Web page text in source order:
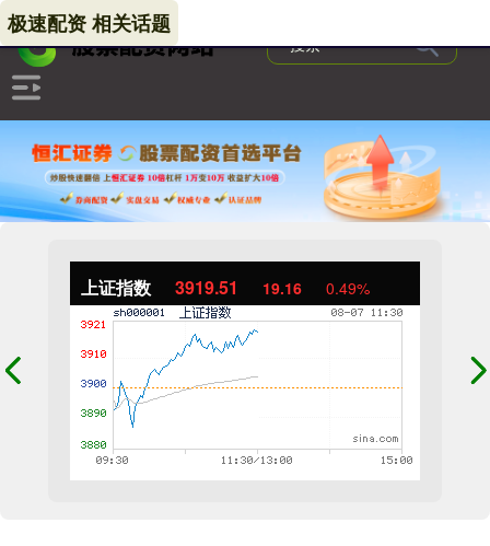
上证指数 3919.51 19.16 0.49%
极速配资 相关话题